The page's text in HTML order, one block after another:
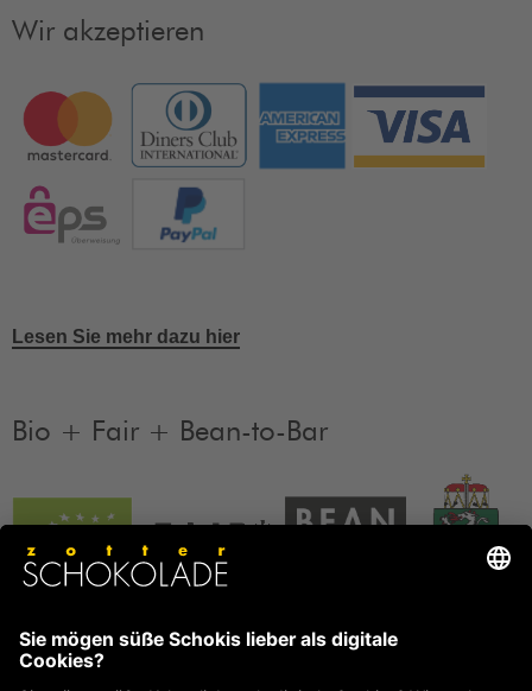
Wir akzeptieren
Lesen Sie mehr dazu hier
Bio + Fair + Bean-to-Bar
Unsere Produkte sind Bio + Fair + Bean-to-Bar.
Informationen